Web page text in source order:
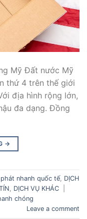
Mỹ Đất nước Mỹ
thứ 4 trên thế giới
địa hình rộng lớn,
đa dạng. Đồng
→
nhanh quốc tế
DỊCH
DỊCH VỤ KHÁC
chóng
Leave a comment